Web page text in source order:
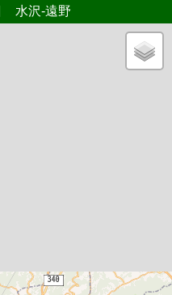
水沢-遠野